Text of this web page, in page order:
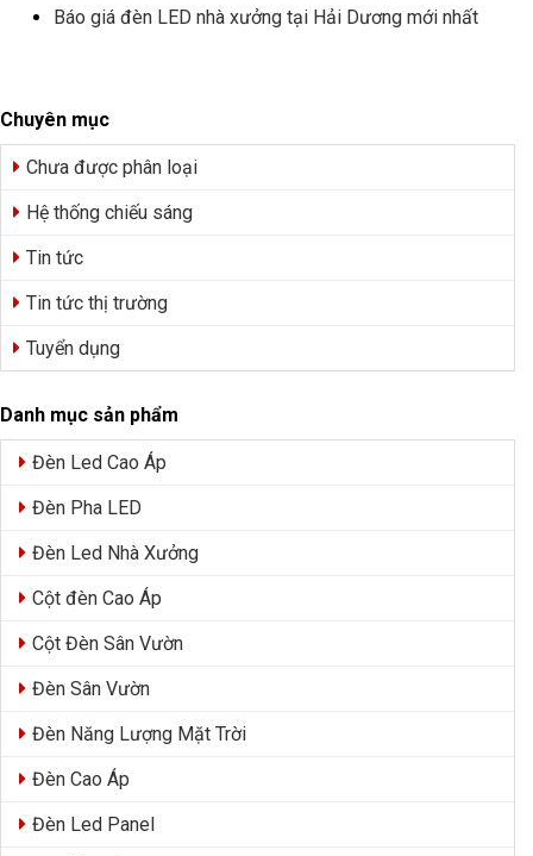
Chuyên mục
Chưa được phân loại
Hệ thống chiếu sáng
Tin tức
Tin tức thị trường
Tuyển dụng
Danh mục sản phẩm
Đèn Led Cao Áp
Đèn Pha LED
Đèn Led Nhà Xưởng
Cột đèn Cao Áp
Cột Đèn Sân Vườn
Đèn Sân Vườn
Đèn Năng Lượng Mặt Trời
Đèn Cao Áp
Đèn Led Panel
Báo giá đèn LED nhà xưởng tại Hải Dương mới nhất